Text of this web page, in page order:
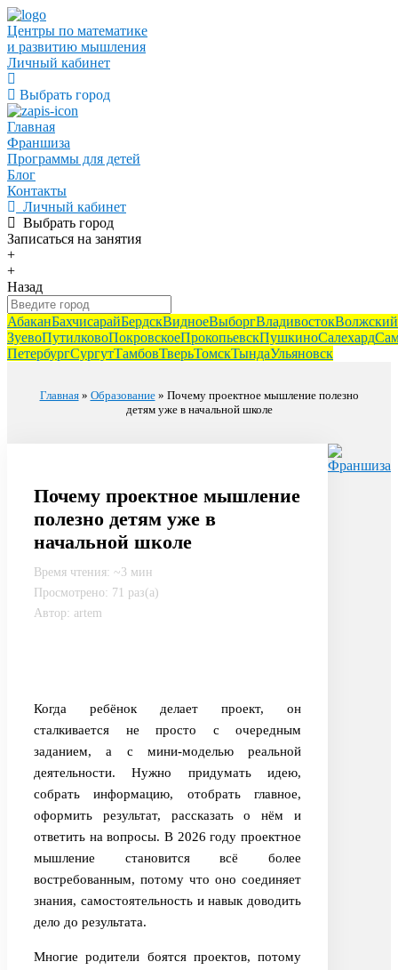
Центры по математике
и развитию мышления
Личный кабинет
Выбрать город
Главная
Франшиза
Программы для детей
Блог
Контакты
Личный кабинет
Выбрать город
Записаться на занятия
+
+
Назад
АбаканБахчисарайБердскВидноеВыборгВладивостокВолжский
ЗуевоПутилковоПокровскоеПрокопьевскПушкиноСалехард
ПетербургСургутТамбовТверьТомскТындаУльяновск
Главная» Образование» Почему проектное мышление полезно
детям уже в начальной школе
Почему проектное мышление
полезно детям уже в
начальной школе
Время чтения: ~3 мин
Просмотрено: 71 раз(а)
Автор: artem
Когда ребёнок делает проект, он
сталкивается не просто с очередным
заданием, а с мини-моделью реальной
деятельности. Нужно придумать идею,
собрать информацию, отобрать главное,
оформить результат, рассказать о нём и
ответить на вопросы. В 2026 году проектное
мышление становится всё более
востребованным, потому что оно соединяет
знания, самостоятельность и навык доводить
дело до результата.
Многие родители боятся проектов, потому